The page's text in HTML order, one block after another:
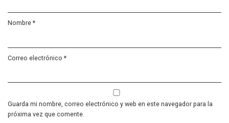
Nombre *
Correo electrónico *
Guarda mi nombre, correo electrónico y web en este navegador para la
próxima vez que comente.